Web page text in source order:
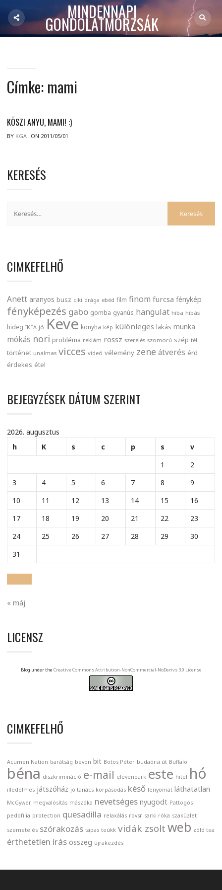
MINDENNAPI
GONDOLATMORZSÁK
Címke: mami
KÖSZI ANYU, MAMI! :)
BY KGA ON 2011/05/01
KERESÉS
CIMKEFELHŐ
Anett aranyos busz ciki drága ebéd film finom furcsa fénykép
fényképezés gabo gomba gyanús hangulat hiba hibás
hideg IKEA jó Keve konyha kép különleges lakás munka
mókás nori probléma reklám rossz szerelés szomorú szép tél
történet unalmas vicces videó vélemény zene átverés érd
érdekes étel
BEJEGYZÉSEK DÁTUM SZERINT
2026. augusztus
h
K s c p s
v
1
2
3
4 5 6 7 8
9
10
11 12 13 14 15
16
17
18 19 20 21 22
23
24
25 26 27 28 29
30
31
« máj
LICENSZ
Blog under the Creative Commons Attribution-NonCommercial-NoDerivs 3.0 License
CIMKEFELHŐ
Acumen Nation barátság bevon bit Botos Péter budaörsi út Buffalo
béna diszkrimináció e-mail elevenpark este hitel hó
illedelmes játszóház jó tanács korpásodás késő lenyomat láthatatlan
McGywer megvalósítás mászóka nevetséges nyugodt Pattogós
pedofília protection quesadilla relaxálás rovsr sarki róka szaküzlet
szemetelés szórakozás tapas teükk vidák zsolt web zöld tea
érthetetlen írás összeg újrakezdés